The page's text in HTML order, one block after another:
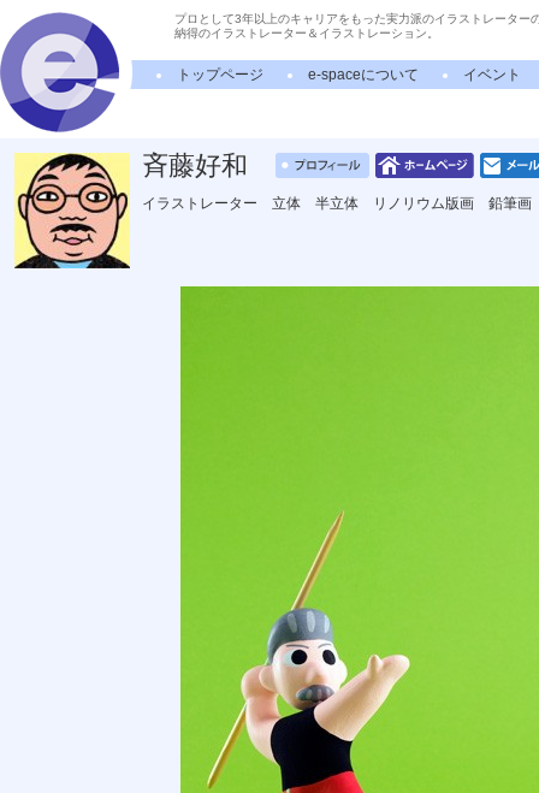
プロとして3年以上のキャリアをもった実力派のイラストレーター
納得のイラストレーター＆イラストレーション。
トップページ e-spaceについて イベント
斉藤好和
イラストレーター 立体 半立体 リノリウム版画 鉛筆画